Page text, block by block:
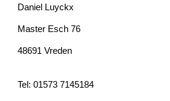
Daniel Luyckx
Master Esch 76
48691 Vreden
Tel: 01573 7145184